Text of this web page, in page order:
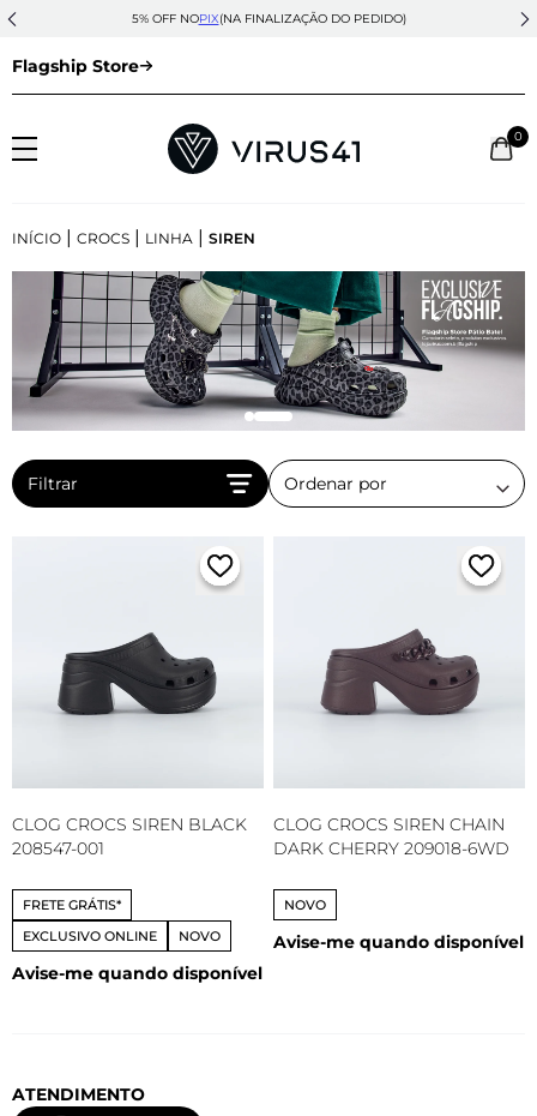
5% OFF NOPIX(NA FINALIZAÇÃO DO PEDIDO)
Flagship Store
0
INÍCIO | CROCS | LINHA | SIREN
Filtrar
CLOG CROCS SIREN BLACK
208547-001
FRETE GRÁTIS*
EXCLUSIVO ONLINE
NOVO
Avise-me quando disponível
CLOG CROCS SIREN CHAIN
DARK CHERRY 209018-6WD
NOVO
Avise-me quando disponível
ATENDIMENTO